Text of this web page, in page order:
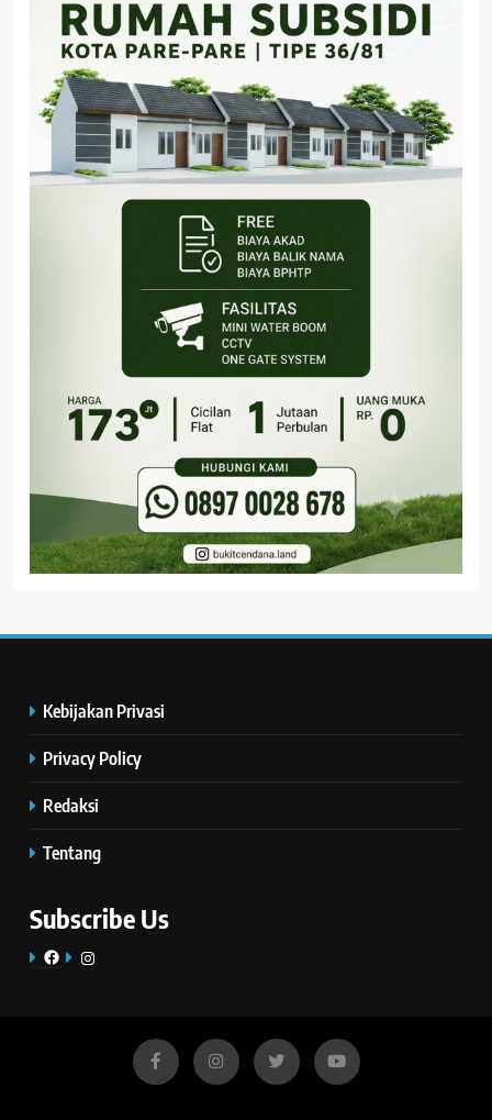
Kebijakan Privasi
Privacy Policy
Redaksi
Tentang
Subscribe Us
FacebookInstagram